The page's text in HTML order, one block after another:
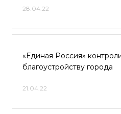
28.04.22
«Единая Россия»
благоустройству города
21.04.22